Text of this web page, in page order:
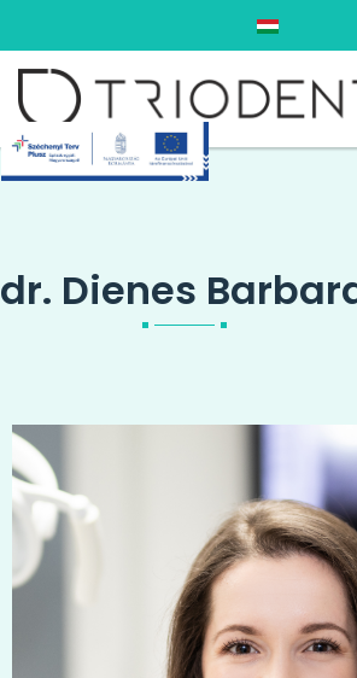
Válasszon
dr. Dienes